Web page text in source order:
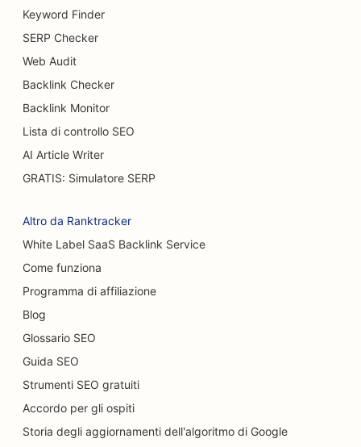
SEO per i servizi di mastoplastica additiva
SEO per i ristoranti a buffet
SEO per chirurghi ustionati
SEO per i caffè
SEO per pasticcerie
SEO per gli autolavaggi
SEO per concessionari di auto
SEO per i servizi di pulizia
SEO per chiropratici
SEO per i servizi di peeling chimico
Keyword Finder
SERP Checker
Web Audit
Backlink Checker
Backlink Monitor
Lista di controllo SEO
AI Article Writer
GRATIS: Simulatore SERP
Altro da Ranktracker
White Label SaaS Backlink Service
Come funziona
Programma di affiliazione
Blog
Glossario SEO
Guida SEO
Strumenti SEO gratuiti
Accordo per gli ospiti
Storia degli aggiornamenti dell'algoritmo di Google